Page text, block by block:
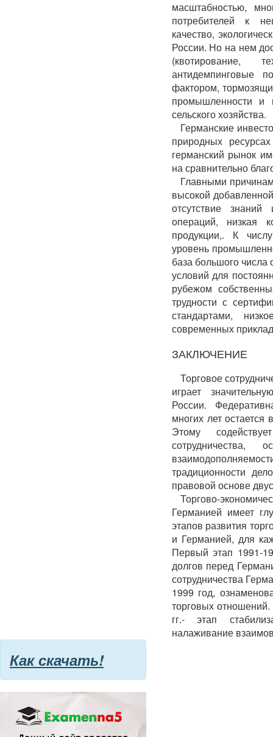
масштабностью,
потребителей к
качество,
России. Но на нем
(квотирование,
антидемпинговые
фактором,
промышленности и
сельского хозяйства.
Германские
природных
германский рынок
на сравнительно
Главными
высокой
отсутствие
операций, низкая
продукции,. К
уровень
база большого числа
условий для
рубежом
трудности с
стандартами,
современных
ЗАКЛЮЧЕНИЕ
Торговое
играет
России.
многих лет
Этому
традиционности
правовой основе
Торгово-
Германией имеет
этапов развития
и Германией, для
Первый этап 1991-
долгов перед
сотрудничества
1999 год,
торговых
гг.- этап
налаживание
Как скачать!